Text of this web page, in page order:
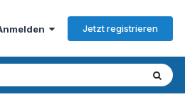
Jetzt registrieren